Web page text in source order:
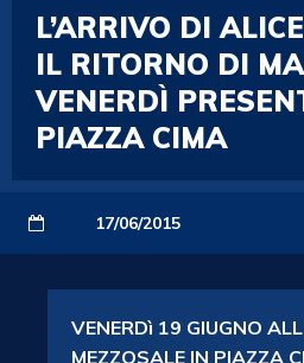
L’ARRIVO DI
IL RITORNO DI
VENERDÌ
PIAZZA CIMA
17/06/2015
VENERDì 19 GIUGNO
MEZZOSALE IN PIAZZA